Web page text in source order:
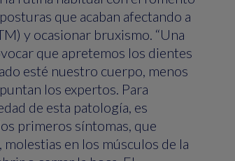
que acaban afectando a
y ocasionar bruxismo. “Una
que apretemos los dientes
esté nuestro cuerpo, menos
los expertos. Para
de esta patología, es
primeros síntomas, que
en los músculos de la